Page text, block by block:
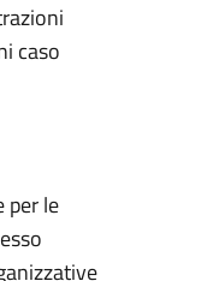
caso
per le